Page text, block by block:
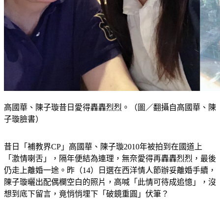
高國華、陳子璇昔日愛得轟轟烈烈。（圖／翻攝自高國華、陳
子璇臉書）
昔日「補教界CP」高國華、陳子璇2010年被拍到在國道上
「激情喇舌」，隔年便結為連理，無奈愛得再轟轟烈烈，最後
仍走上離婚一途。昨（14）日選在西洋情人節辦妥離婚手續，
陳子璇曬出配偶欄空白的照片，高喊「此情可待成追憶」，沒
想到底下留言，竟悄悄埋下「破鏡重圓」伏筆？